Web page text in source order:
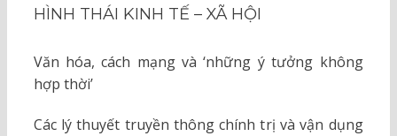
HÌNH THÁI KINH TẾ – XÃ HỘI
Văn hóa, cách mạng và ‘những ý tưởng không
hợp thời’
Các lý thuyết truyền thông chính trị và vận dụng